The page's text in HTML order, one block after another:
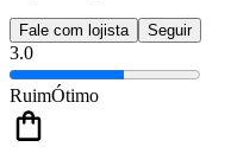
Fale com lojista Seguir
3.0
RuimÓtimo